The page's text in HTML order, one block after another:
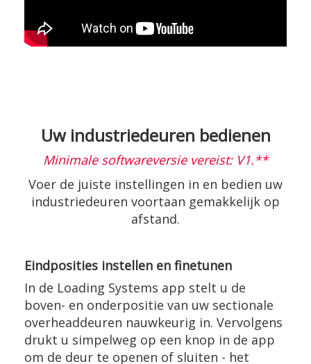
Uw industriedeuren bedienen
Minimale softwareversie vereist: V1.**
Voer de juiste instellingen in en bedien uw
industriedeuren voortaan gemakkelijk op
afstand.
Eindposities instellen en finetunen
In de Loading Systems app stelt u de
boven- en onderpositie van uw sectionale
overheaddeuren nauwkeurig in. Vervolgens
drukt u simpelweg op een knop in de app
om de deur te openen of sluiten - het